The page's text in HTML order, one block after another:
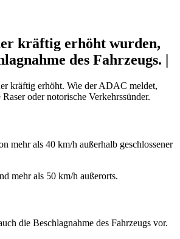
kräftig erhöht wurden,
des Fahrzeugs. |
kräftig erhöht. Wie der ADAC meldet,
oder notorische Verkehrssünder.
mehr als 40 km/h außerhalb geschlossener
mehr als 50 km/h außerorts.
die Beschlagnahme des Fahrzeugs vor.